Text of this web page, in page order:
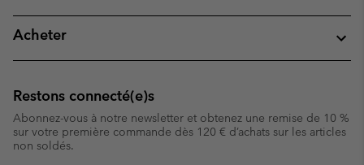
Acheter
Restons connecté(e)s
Abonnez-vous à notre newsletter et obtenez une remise de 10 %
sur votre première commande dès 120 € d’achats sur les articles
non soldés.